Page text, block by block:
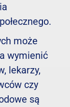
może
wymienić
lekarzy,
czy
są